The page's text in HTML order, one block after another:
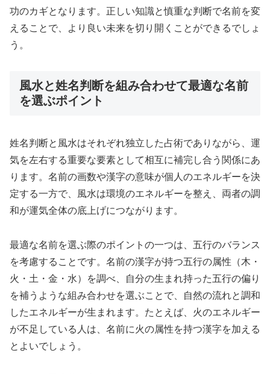
功のカギとなります。正しい知識と慎重な判断で名前を変
えることで、より良い未来を切り開くことができるでしょ
う。
風水と姓名判断を組み合わせて最適な名前
を選ぶポイント
姓名判断と風水はそれぞれ独立した占術でありながら、運
気を左右する重要な要素として相互に補完し合う関係にあ
ります。名前の画数や漢字の意味が個人のエネルギーを決
定する一方で、風水は環境のエネルギーを整え、両者の調
和が運気全体の底上げにつながります。
最適な名前を選ぶ際のポイントの一つは、五行のバランス
を考慮することです。名前の漢字が持つ五行の属性（木・
火・土・金・水）を調べ、自分の生まれ持った五行の偏り
を補うような組み合わせを選ぶことで、自然の流れと調和
したエネルギーが生まれます。たとえば、火のエネルギー
が不足している人は、名前に火の属性を持つ漢字を加える
とよいでしょう。